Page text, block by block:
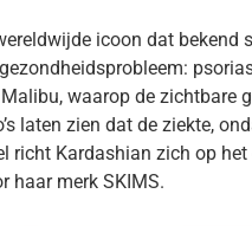
icoon dat
waarop de zichtbare
laten zien dat de ziekte,
richt Kardashian zich op
haar merk SKIMS.